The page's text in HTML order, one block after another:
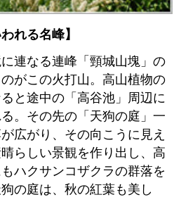
れる名峰】
連なる連峰「頸城山塊」の
がこの火打山。高山植物の
と途中の「高谷池」周辺に
。その先の「天狗の庭」一
広がり、その向こうに見え
らしい景観を作り出し、高
ハクサンコザクラの群落を
の庭は、秋の紅葉も美し